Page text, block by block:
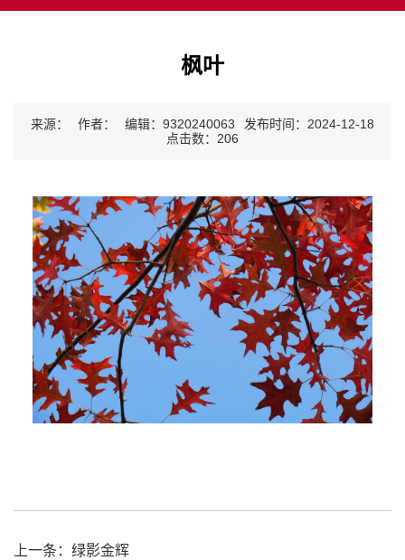
枫叶
来源： 作者： 编辑：9320240063
发布时间：2024-12-18
点击数： 206
上一条： 绿影金辉